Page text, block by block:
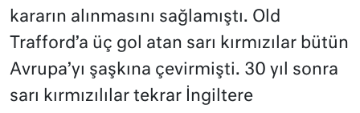
kararın alınmasını sağlamıştı. Old
Trafford’a üç gol atan sarı kırmızılar bütün
Avrupa’yı şaşkına çevirmişti. 30 yıl sonra
sarı kırmızılılar tekrar İngiltere